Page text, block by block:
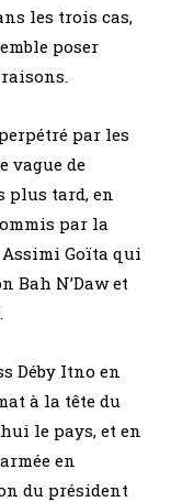
les trois cas,
poser
par les
vague de
plus tard, en
par la
Assimi Goïta qui
Bah N’Daw et
Déby Itno en
à la tête du
le pays, et en
en
du président